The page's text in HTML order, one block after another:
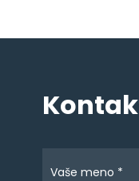
Vaše meno *